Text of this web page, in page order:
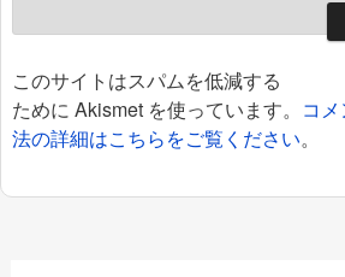
このサイトはスパムを低減する
ために Akismet を使っています。 コ
法の詳細はこちらをご覧ください。